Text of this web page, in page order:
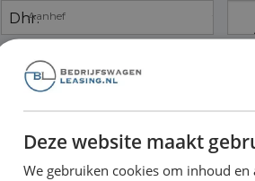
Aanhef
Telefoon
Deze website maakt
We gebruiken cookies om inhoud